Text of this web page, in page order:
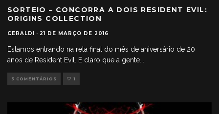
SORTEIO – CONCORRA A DOIS RESIDENT EVIL:
ORIGINS COLLECTION
CERALDI · 21 DE MARÇO DE 2016
Estamos entrando na reta final do mês de aniversário de 20
anos de Resident Evil. E claro que a gente
3 COMENTÁRIOS 1